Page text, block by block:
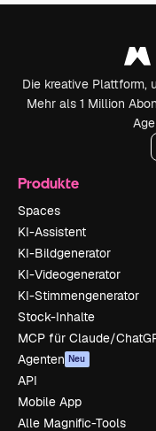
Die kreative Plattform,
Mehr als 1 Million
Produkte
Spaces
KI-Assistent
KI-Bildgenerator
KI-Videogenerator
KI-Stimmengenerator
Stock-Inhalte
MCP für Claude/
Agenten Neu
API
Mobile App
Alle Magnific-Tools